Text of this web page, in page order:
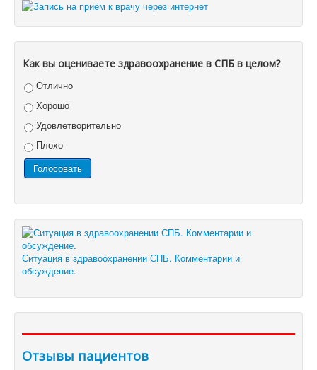
Как вы оцениваете здравоохранение в СПБ в целом?
Отлично
Хорошо
Удовлетворительно
Плохо
Ситуация в здравоохранении СПБ. Комментарии и
обсуждение.
Отзывы пациентов